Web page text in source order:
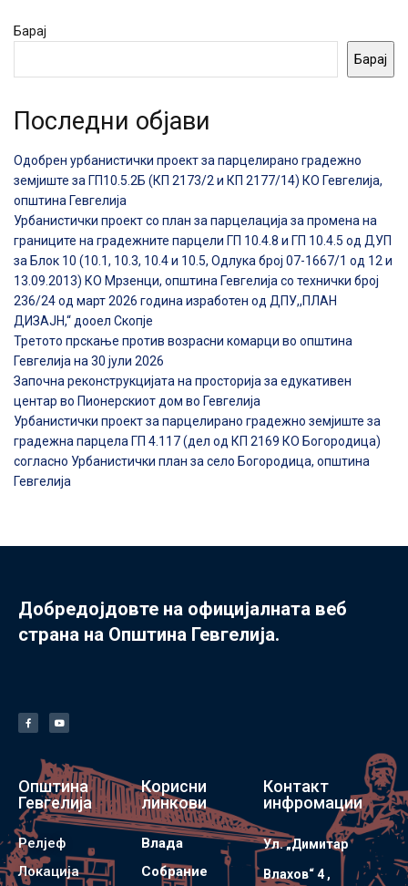
Барај
Барај
Последни објави
Одобрен урбанистички проект за парцелирано градежно
земјиште за ГП10.5.2Б (КП 2173/2 и КП 2177/14) КО Гевгелија,
општина Гевгелија
Урбанистички проект со план за парцелација за промена на
границите на градежните парцели ГП 10.4.8 и ГП 10.4.5 од ДУП
за Блок 10 (10.1, 10.3, 10.4 и 10.5, Одлука број 07-1667/1 од 12 и
13.09.2013) КО Мрзенци, општина Гевгелија со технички број
236/24 од март 2026 година изработен од ДПУ,,ПЛАН
ДИЗАЈН,“ дооел Скопје
Третото прскање против возрасни комарци во општина
Гевгелија на 30 јули 2026
Започна реконструкцијата на просторија за едукативен
центар во Пионерскиот дом во Гевгелија
Урбанистички проект за парцелирано градежно земјиште за
градежна парцела ГП 4.117 (дел од КП 2169 КО Богородица)
согласно Урбанистички план за село Богородица, општина
Гевгелија
Добредојдовте на официјалната веб
страна на Општина Гевгелија.
Општина
Гевгелија
Релјеф
Локација
Корисни
линкови
Влада
Собрание
Контакт
инфромации
Ул. „Димитар
Влахов“ 4 ,